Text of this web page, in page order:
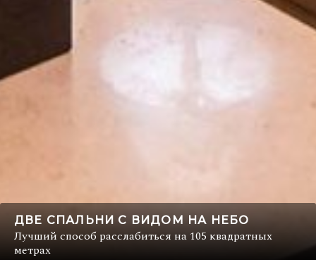
ДВЕ СПАЛЬНИ С ВИДОМ НА НЕБО
Лучший способ расслабиться на 105 квадратных
метрах